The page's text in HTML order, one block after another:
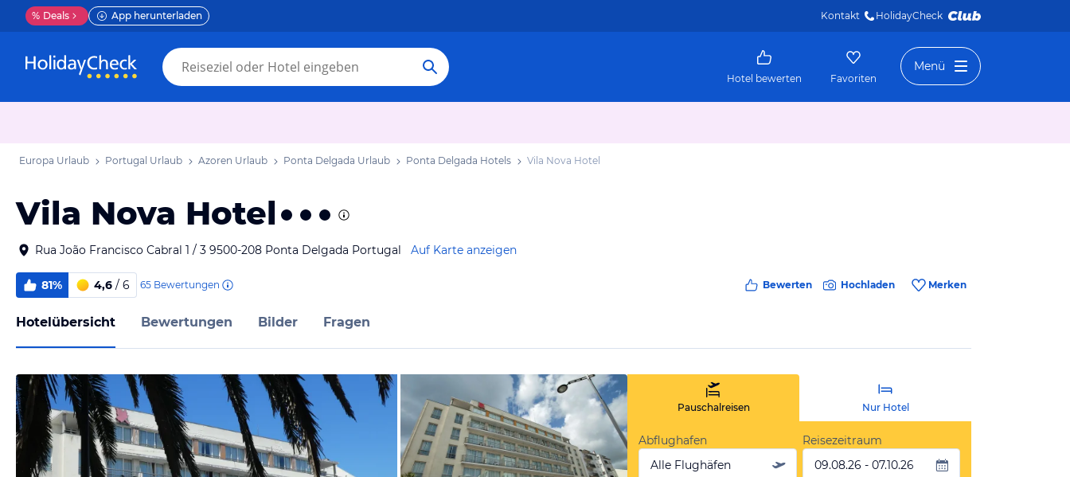
% Deals App herunterladen Kontakt HolidayCheck
Hotel bewerten Favoriten
Menü
Europa Urlaub Portugal Urlaub Azoren Urlaub Ponta Delgada Urlaub Ponta Delgada Hotels Vila Nova Hotel
Vila Nova Hotel
Rua João Francisco Cabral 1 / 3 9500-208 Ponta Delgada Portugal Auf Karte anzeigen
81% 4,6 / 6 65 Bewertungen Bewerten Hochladen Merken
Hotelübersicht Bewertungen Bilder Fragen
Pauschalreisen Nur Hotel
Abflughafen
Alle Flughäfen
Reisezeitraum
09.08.26 - 07.10.26